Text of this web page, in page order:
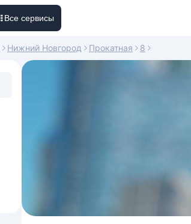
Все сервисы
Нижний Новгород Прокатная 8